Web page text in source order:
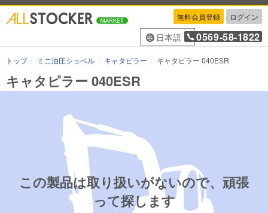
無料会員登録 ログイン
日本語 0569-58-1822
トップ ミニ油圧ショベル キャタピラー キャタピラー 040ESR
キャタピラー 040ESR
この製品は取り扱いがないので、頑張
って探します